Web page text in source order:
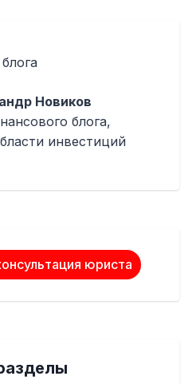
Новиков
блога,
инвестиций
юриста